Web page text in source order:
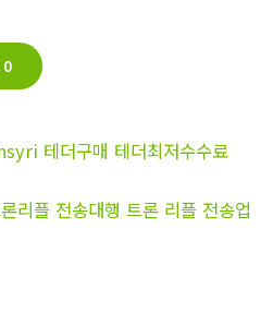
0
테더구매 테더최저수수료
플 전송대행 트론 리플 전송업